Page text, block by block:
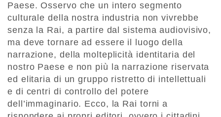
Paese. Osservo che un intero segmento
culturale della nostra industria non vivrebbe
senza la Rai, a partire dal sistema audiovisivo,
ma deve tornare ad essere il luogo della
narrazione, della molteplicità identitaria del
nostro Paese e non più la narrazione riservata
ed elitaria di un gruppo ristretto di intellettuali
e di centri di controllo del potere
dell’immaginario. Ecco, la Rai torni a